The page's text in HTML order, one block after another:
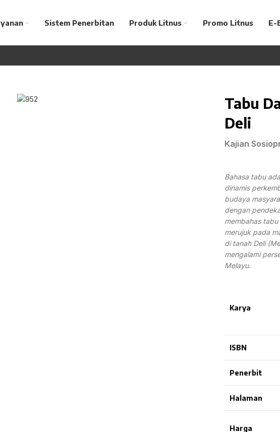
Sistem Penerbitan Produk Litnus Promo Litnus E-
Tabu
Deli
Kajian
Bahasa tabu
dinamis
budaya
dengan
membahas
merujuk pada
di tanah Deli
mengalami
Melayu.
Karya
ISBN
Penerbit
Halaman
Harga